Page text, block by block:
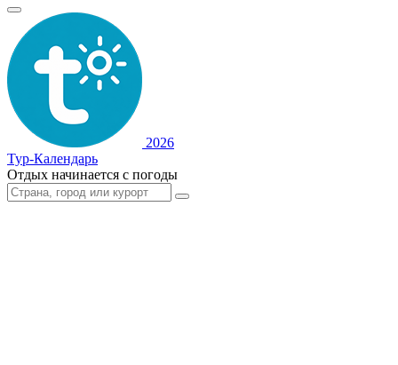
2026
Тур-Календарь
Отдых начинается с погоды